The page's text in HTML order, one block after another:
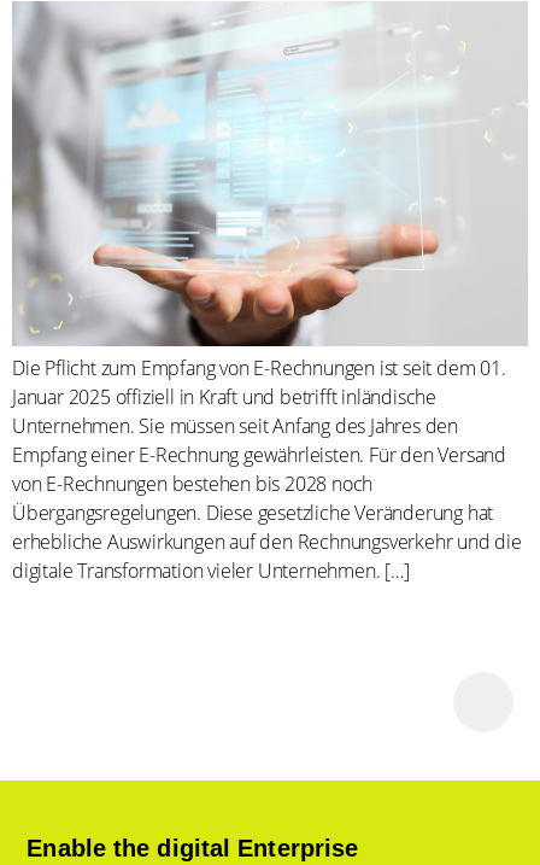
Die Pflicht zum Empfang von E-Rechnungen ist seit dem 01.
Januar 2025 offiziell in Kraft und betrifft inländische
Unternehmen. Sie müssen seit Anfang des Jahres den
Empfang einer E-Rechnung gewährleisten. Für den Versand
von E-Rechnungen bestehen bis 2028 noch
Übergangsregelungen. Diese gesetzliche Veränderung hat
erhebliche Auswirkungen auf den Rechnungsverkehr und die
digitale Transformation vieler Unternehmen. […]
Enable the digital Enterprise